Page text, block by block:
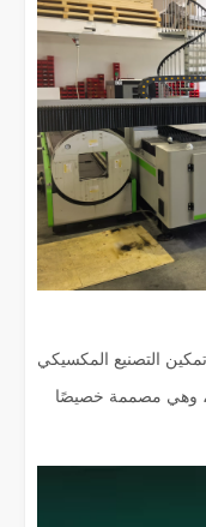
القطع بالليزر هو عملية
التصنيع المكسيكي
وهي مصممة خصيصًا